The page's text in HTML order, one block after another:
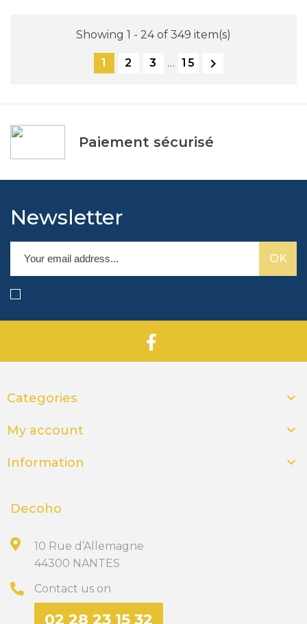
Showing 1 - 24 of 349 item(s)
1 2 3 … 15 
Paiement sécurisé
Newsletter
Categories 
My account 
Information 
Decoho
10 Rue d’Allemagne
44300 NANTES
Contact us on
02 28 23 15 32